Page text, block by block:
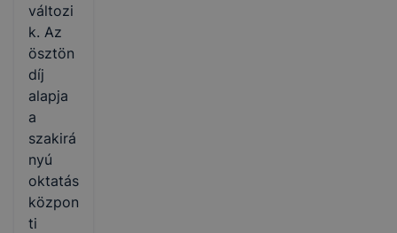
változi
k. Az
ösztön
díj
alapja
a
szakirá
nyú
oktatás
közpon
ti